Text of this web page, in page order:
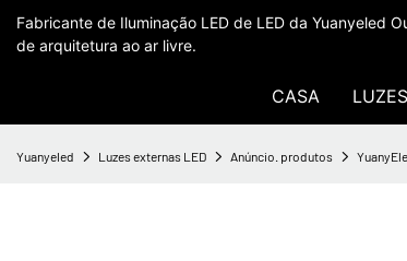
Fabricante de Iluminação LED de LED da Yuanyeled
de arquitetura ao ar livre.
CASA
Yuanyeled Luzes externas LED Anúncio. produtos